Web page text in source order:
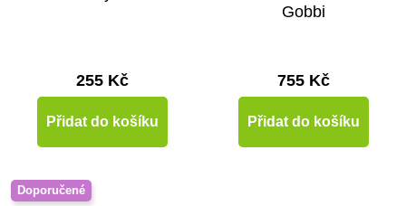
255 Kč
Přidat do košíku
Gobbi
755 Kč
Přidat do košíku
Doporučené